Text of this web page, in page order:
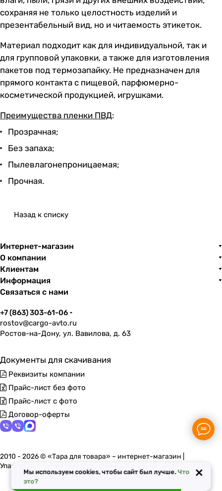
сохраняя не только целостность изделий и
презентабельный вид, но и читаемость этикеток.
Материал подходит как для индивидуальной, так и
для групповой упаковки, а также для изготовления
пакетов под термозапайку. Не предназначен для
прямого контакта с пищевой, парфюмерно-
косметической продукцией, игрушками.
Преимущества пленки ПВД:
Прозрачная;
Без запаха;
Пылевлагонепроницаемая;
Прочная.
Назад к списку
Интернет-магазин
О компании
Клиентам
Информация
Связаться с нами
+7 (863) 303-61-06
rostov@cargo-avto.ru
Ростов-на-Дону, ул. Вавилова, д. 63
Документы для скачивания
Реквизиты компании
Прайс-лист без фото
Прайс-лист с фото
Договор-оферты
2010 - 2026 © «Тара для товара» – интернет-магазин |
Упаковочные материалы в Ростове-на-Дону
Мы используем cookies, чтобы сайт был лучше.Что
это?
×